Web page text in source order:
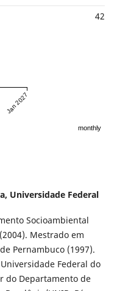
42
Jan 2027
monthly
Universidade Federal
Socioambiental
Mestrado em
Pernambuco (1997).
Federal do
do Departamento de